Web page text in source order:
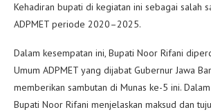
Kehadiran bupati di kegiatan ini sebagai salah
ADPMET periode 2020–2025.
Dalam kesempatan ini, Bupati Noor Rifani
Umum ADPMET yang dijabat Gubernur Jawa
memberikan sambutan di Munas ke-5 ini.
Bupati Noor Rifani menjelaskan maksud dan